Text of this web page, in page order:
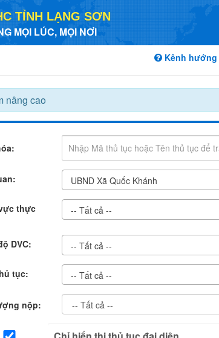
TỈNH LẠNG SƠN
MỌI LÚC, MỌI NƠI
Kênh hướng
nâng cao
UBND Xã Quốc Khánh
thực
-- Tất cả --
DVC: -- Tất cả --
tục: -- Tất cả --
nộp: